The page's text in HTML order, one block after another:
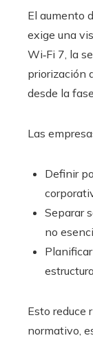
El aumento
exige una
Wi‑Fi 7, la
priorización
desde la
Las
Definir
Separar
no
Esto reduce
normativo,